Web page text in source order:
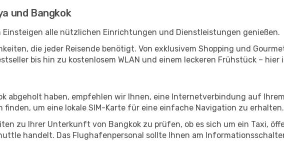
und Bangkok
alle nützlichen Einrichtungen und Dienstleistungen genießen.
die jeder Reisende benötigt. Von exklusivem Shopping und
bis hin zu kostenlosem WLAN und einem leckeren Frühstück –
abgeholt haben, empfehlen wir Ihnen, eine Internetverbindung auf
finden, um eine lokale SIM-Karte für eine einfache Navigation zu erhalten.
zu Ihrer Unterkunft von Bangkok zu prüfen, ob es sich um ein Taxi,
handelt. Das Flughafenpersonal sollte Ihnen am